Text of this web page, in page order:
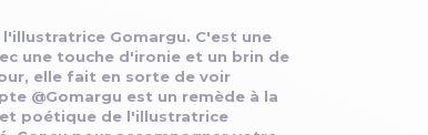
Gomargu. C'est une
une touche d'ironie et un brin de
elle fait en sorte de voir
@Gomargu est un remède à la
poétique de l'illustratrice